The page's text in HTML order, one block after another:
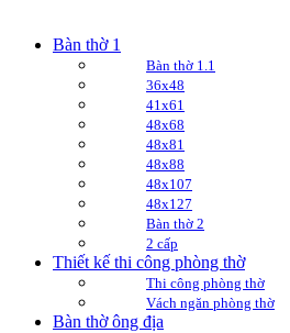
Bàn thờ 1
Bàn thờ 1.1
36x48
41x61
48x68
48x81
48x88
48x107
48x127
Bàn thờ 2
2 cấp
Thiết kế thi công phòng thờ
Thi công phòng thờ
Vách ngăn phòng thờ
Bàn thờ ông địa